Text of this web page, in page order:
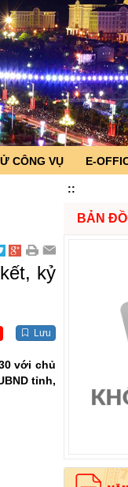
cách Hồ Chí Minh”
CÔNG VỤ E-
::
kỷ
Lưu
với chủ
tỉnh,
BẢN